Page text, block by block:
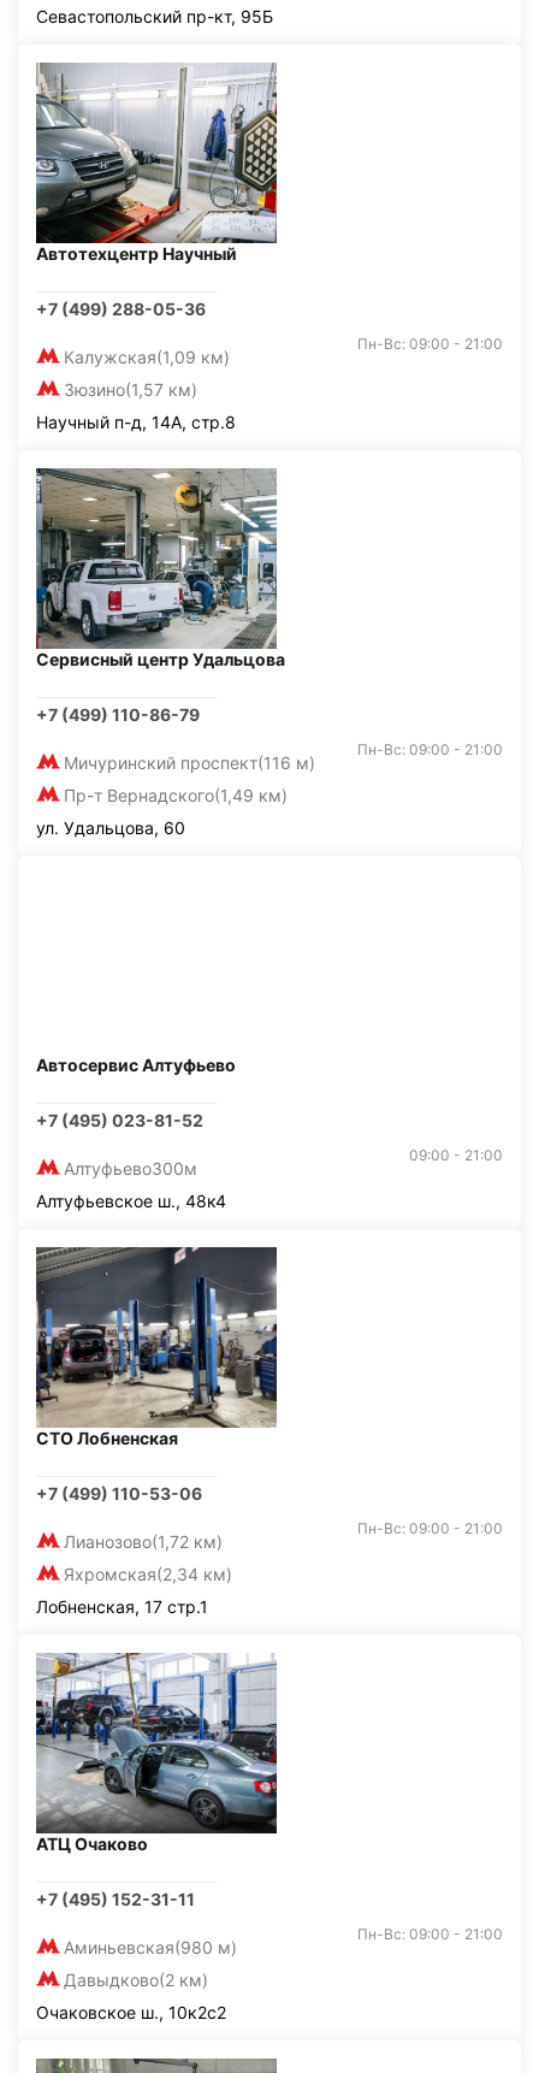
Севастопольский пр-кт, 95Б
Автотехцентр Научный
+7 (499) 288-05-36
Калужская(1,09 км)
Зюзино(1,57 км)
Пн-Вс: 09:00 - 21:00
Научный п-д, 14А, стр.8
Сервисный центр Удальцова
+7 (499) 110-86-79
Мичуринский проспект(116 м)
Пр-т Вернадского(1,49 км)
Пн-Вс: 09:00 - 21:00
ул. Удальцова, 60
Автосервис Алтуфьево
+7 (495) 023-81-52
Алтуфьево300м
09:00 - 21:00
Алтуфьевское ш., 48к4
СТО Лобненская
+7 (499) 110-53-06
Лианозово(1,72 км)
Яхромская(2,34 км)
Пн-Вс: 09:00 - 21:00
Лобненская, 17 стр.1
АТЦ Очаково
+7 (495) 152-31-11
Аминьевская(980 м)
Давыдково(2 км)
Пн-Вс: 09:00 - 21:00
Очаковское ш., 10к2с2